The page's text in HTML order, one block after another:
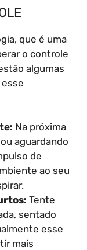
que é uma
o controle
algumas
Na próxima
aguardando
de
ao seu
Tente
sentado
esse
mais